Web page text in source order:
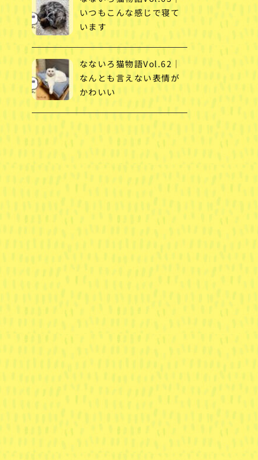
いつもこんな感じで寝て
います
なないろ猫物語Vol.62｜
なんとも言えない表情が
かわいい